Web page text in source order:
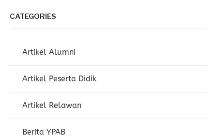
CATEGORIES
Artikel Alumni
Artikel Peserta Didik
Artikel Relawan
Berita YPAB